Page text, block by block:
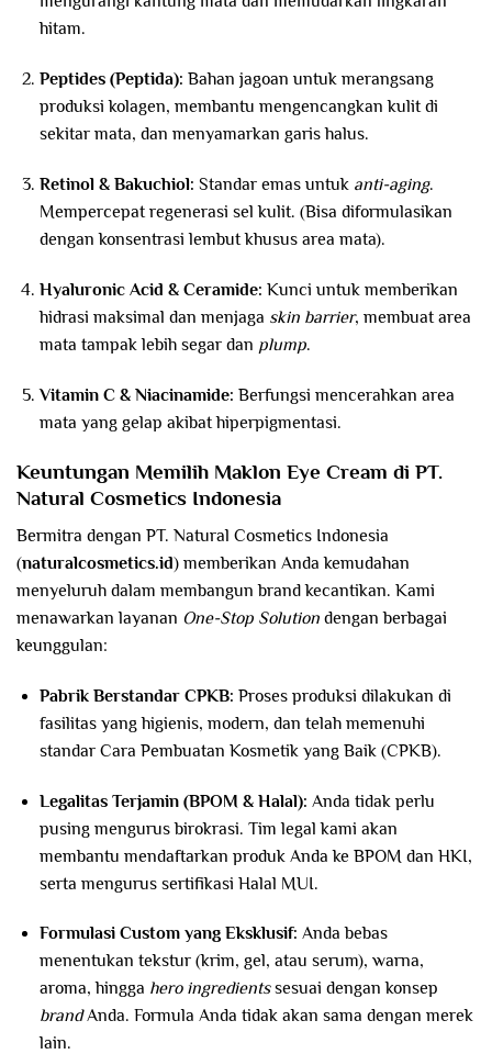
hitam.
Peptides (Peptida): Bahan jagoan untuk merangsang
produksi kolagen, membantu mengencangkan kulit di
sekitar mata, dan menyamarkan garis halus.
Retinol & Bakuchiol: Standar emas untuk anti-aging.
Mempercepat regenerasi sel kulit. (Bisa diformulasikan
dengan konsentrasi lembut khusus area mata).
Hyaluronic Acid & Ceramide: Kunci untuk memberikan
hidrasi maksimal dan menjaga skin barrier, membuat area
mata tampak lebih segar dan plump.
Vitamin C & Niacinamide: Berfungsi mencerahkan area
mata yang gelap akibat hiperpigmentasi.
Keuntungan Memilih Maklon Eye Cream di PT.
Natural Cosmetics Indonesia
Bermitra dengan PT. Natural Cosmetics Indonesia
(naturalcosmetics.id) memberikan Anda kemudahan
menyeluruh dalam membangun brand kecantikan. Kami
menawarkan layanan One-Stop Solution dengan berbagai
keunggulan:
Pabrik Berstandar CPKB: Proses produksi dilakukan di
fasilitas yang higienis, modern, dan telah memenuhi
standar Cara Pembuatan Kosmetik yang Baik (CPKB).
Legalitas Terjamin (BPOM & Halal): Anda tidak perlu
pusing mengurus birokrasi. Tim legal kami akan
membantu mendaftarkan produk Anda ke BPOM dan HKI,
serta mengurus sertifikasi Halal MUI.
Formulasi Custom yang Eksklusif: Anda bebas
menentukan tekstur (krim, gel, atau serum), warna,
aroma, hingga hero ingredientssesuai dengan konsep
brandAnda. Formula Anda tidak akan sama dengan merek
lain.